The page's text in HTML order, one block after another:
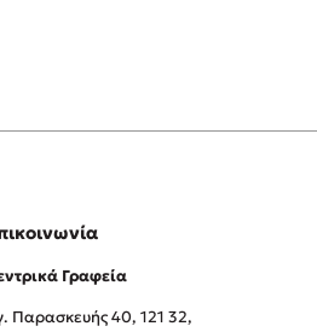
Γραφεία
Παρασκευής 40, 121 32,